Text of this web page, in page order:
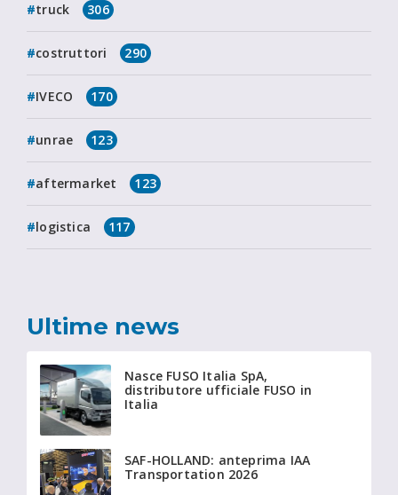
truck 306
costruttori 290
IVECO 170
unrae 123
aftermarket 123
logistica 117
Ultime news
Nasce FUSO Italia SpA,
distributore ufficiale FUSO in
Italia
SAF-HOLLAND: anteprima IAA
Transportation 2026